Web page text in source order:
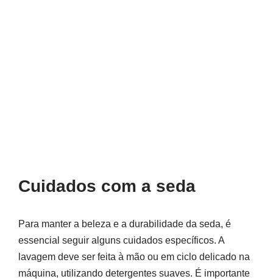
Cuidados com a seda
Para manter a beleza e a durabilidade da seda, é
essencial seguir alguns cuidados específicos. A
lavagem deve ser feita à mão ou em ciclo delicado na
máquina, utilizando detergentes suaves. É importante